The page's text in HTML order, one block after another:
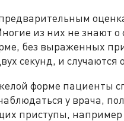
из них не знают
без выраженных
секунд, и случаются
форме пациенты
у врача,
приступы, например